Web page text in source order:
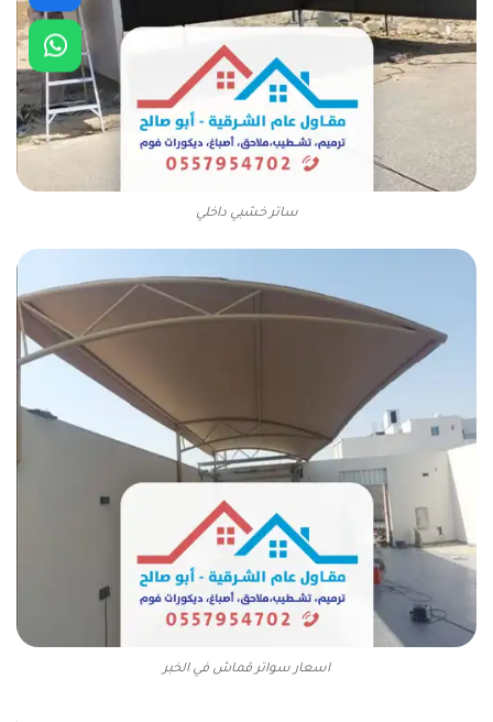
ساتر خشبي داخلي
اسعار سواتر قماش في الخبر